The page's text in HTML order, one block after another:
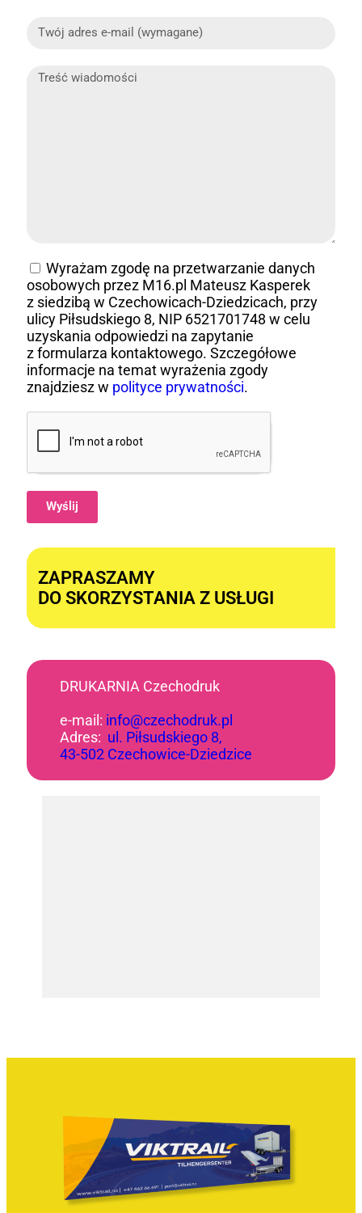
Wyrażam zgodę na przetwarzanie danych
osobowych przez M16.pl Mateusz Kasperek
z siedzibą w Czechowicach-Dziedzicach, przy
ulicy Piłsudskiego 8, NIP 6521701748 w celu
uzyskania odpowiedzi na zapytanie
z formularza kontaktowego. Szczegółowe
informacje na temat wyrażenia zgody
znajdziesz w polityce prywatności.
Wyślij
ZAPRASZAMY
DO SKORZYSTANIA Z USŁUGI
DRUKARNIA Czechodruk
e-mail: info@czechodruk.pl
Adres: ul. Piłsudskiego 8,
43-502 Czechowice-Dziedzice